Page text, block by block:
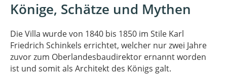
Könige, Schätze und Mythen
Die Villa wurde von 1840 bis 1850 im Stile Karl
Friedrich Schinkels errichtet, welcher nur zwei Jahre
zuvor zum Oberlandesbaudirektor ernannt worden
ist und somit als Architekt des Königs galt.